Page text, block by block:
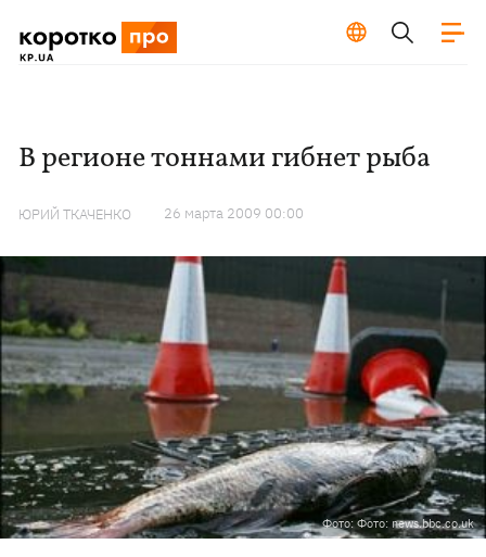
В регионе тоннами гибнет рыба
ЮРИЙ ТКАЧЕНКО 26 марта 2009 00:00
Фото: Фото: news.bbc.co.uk